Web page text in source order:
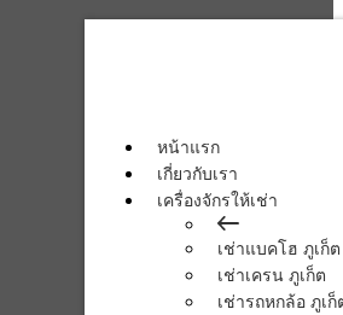
หน้าแรก
เกี่ยวกับเรา
เครื่องจักรให้เช่า
เช่าแบคโฮ ภูเก็ต
เช่าเครน ภูเก็ต
เช่ารถหกล้อ ภูเก็